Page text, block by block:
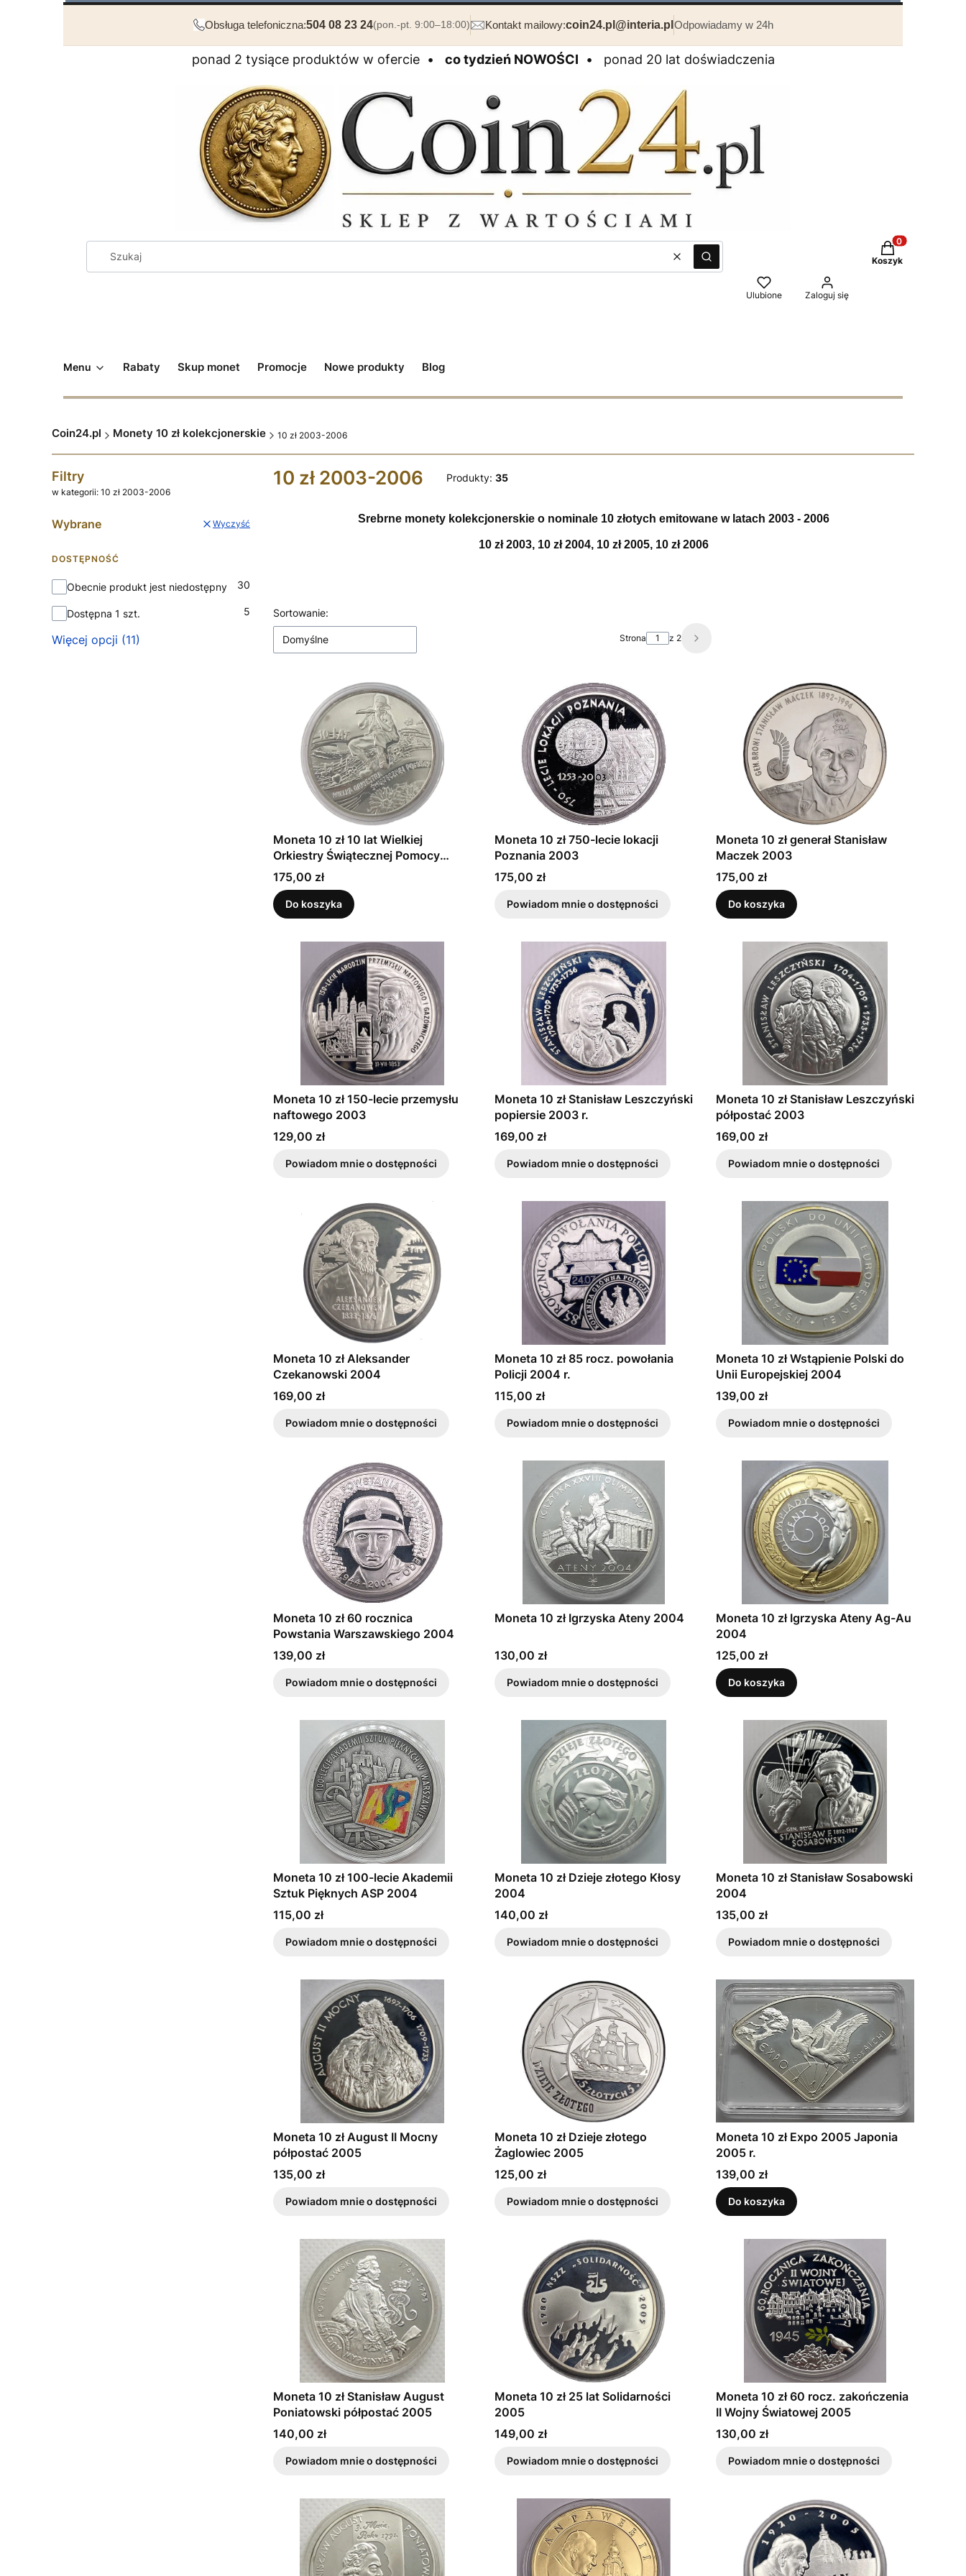
Obsługa telefoniczna:504 08 23 24(pon.-pt. 9:00–18:00) Kontakt mailowy:coin24.pl@interia.pl Odpowiadamy w 24h
ponad 2 tysiące produktów w ofercie • co tydzień NOWOŚCI • ponad 20 lat doświadczenia
WyczyśćSzukaj
Ulubione Zaloguj się
Produkty w
Koszyk
Menu Rabaty Skup monet Promocje Nowe produkty Blog
Coin24.pl Monety 10 zł kolekcjonerskie 10 zł 2003-2006
Filtry
w kategorii: 10 zł 2003-2006
Wybrane Wyczyść
DOSTĘPNOŚĆ
Dostępność
Obecnie produkt jest niedostępny 30
Dostępna 1 szt. 5
Więcej opcji (11)
10 zł 2003-2006 Produkty: 35
Srebrne monety kolekcjonerskie o nominale 10 złotych emitowane w latach 2003 - 2006
10 zł 2003, 10 zł 2004, 10 zł 2005, 10 zł 2006
Lista produktów
Sortowanie:
Domyślne Strona z 2 Następne produkty
Moneta 10 zł 10 lat Wielkiej
Orkiestry Świątecznej Pomocy
WOŚP 2003
Cena
175,00 zł
Do koszyka
Moneta 10 zł 750-lecie lokacji
Poznania 2003
Cena
175,00 zł
Powiadom mnie o dostępności
Moneta 10 zł generał Stanisław
Maczek 2003
Cena
175,00 zł
Do koszyka
Moneta 10 zł 150-lecie przemysłu
naftowego 2003
Cena
129,00 zł
Powiadom mnie o dostępności
Moneta 10 zł Stanisław Leszczyński
popiersie 2003 r.
Cena
169,00 zł
Powiadom mnie o dostępności
Moneta 10 zł Stanisław Leszczyński
półpostać 2003
Cena
169,00 zł
Powiadom mnie o dostępności
Moneta 10 zł Aleksander
Czekanowski 2004
Cena
169,00 zł
Powiadom mnie o dostępności
Moneta 10 zł 85 rocz. powołania
Policji 2004 r.
Cena
115,00 zł
Powiadom mnie o dostępności
Moneta 10 zł Wstąpienie Polski do
Unii Europejskiej 2004
Cena
139,00 zł
Powiadom mnie o dostępności
Moneta 10 zł 60 rocznica
Powstania Warszawskiego 2004
Cena
139,00 zł
Powiadom mnie o dostępności
Moneta 10 zł Igrzyska Ateny 2004
Cena
130,00 zł
Powiadom mnie o dostępności
Moneta 10 zł Igrzyska Ateny Ag-Au
2004
Cena
125,00 zł
Do koszyka
Moneta 10 zł 100-lecie Akademii
Sztuk Pięknych ASP 2004
Cena
115,00 zł
Powiadom mnie o dostępności
Moneta 10 zł Dzieje złotego Kłosy
2004
Cena
140,00 zł
Powiadom mnie o dostępności
Moneta 10 zł Stanisław Sosabowski
2004
Cena
135,00 zł
Powiadom mnie o dostępności
Moneta 10 zł August II Mocny
półpostać 2005
Cena
135,00 zł
Powiadom mnie o dostępności
Moneta 10 zł Dzieje złotego
Żaglowiec 2005
Cena
125,00 zł
Powiadom mnie o dostępności
Moneta 10 zł Expo 2005 Japonia
2005 r.
Cena
139,00 zł
Do koszyka
Moneta 10 zł Stanisław August
Poniatowski półpostać 2005
Cena
140,00 zł
Powiadom mnie o dostępności
Moneta 10 zł 25 lat Solidarności
2005
Cena
149,00 zł
Powiadom mnie o dostępności
Moneta 10 zł 60 rocz. zakończenia
II Wojny Światowej 2005
Cena
130,00 zł
Powiadom mnie o dostępności